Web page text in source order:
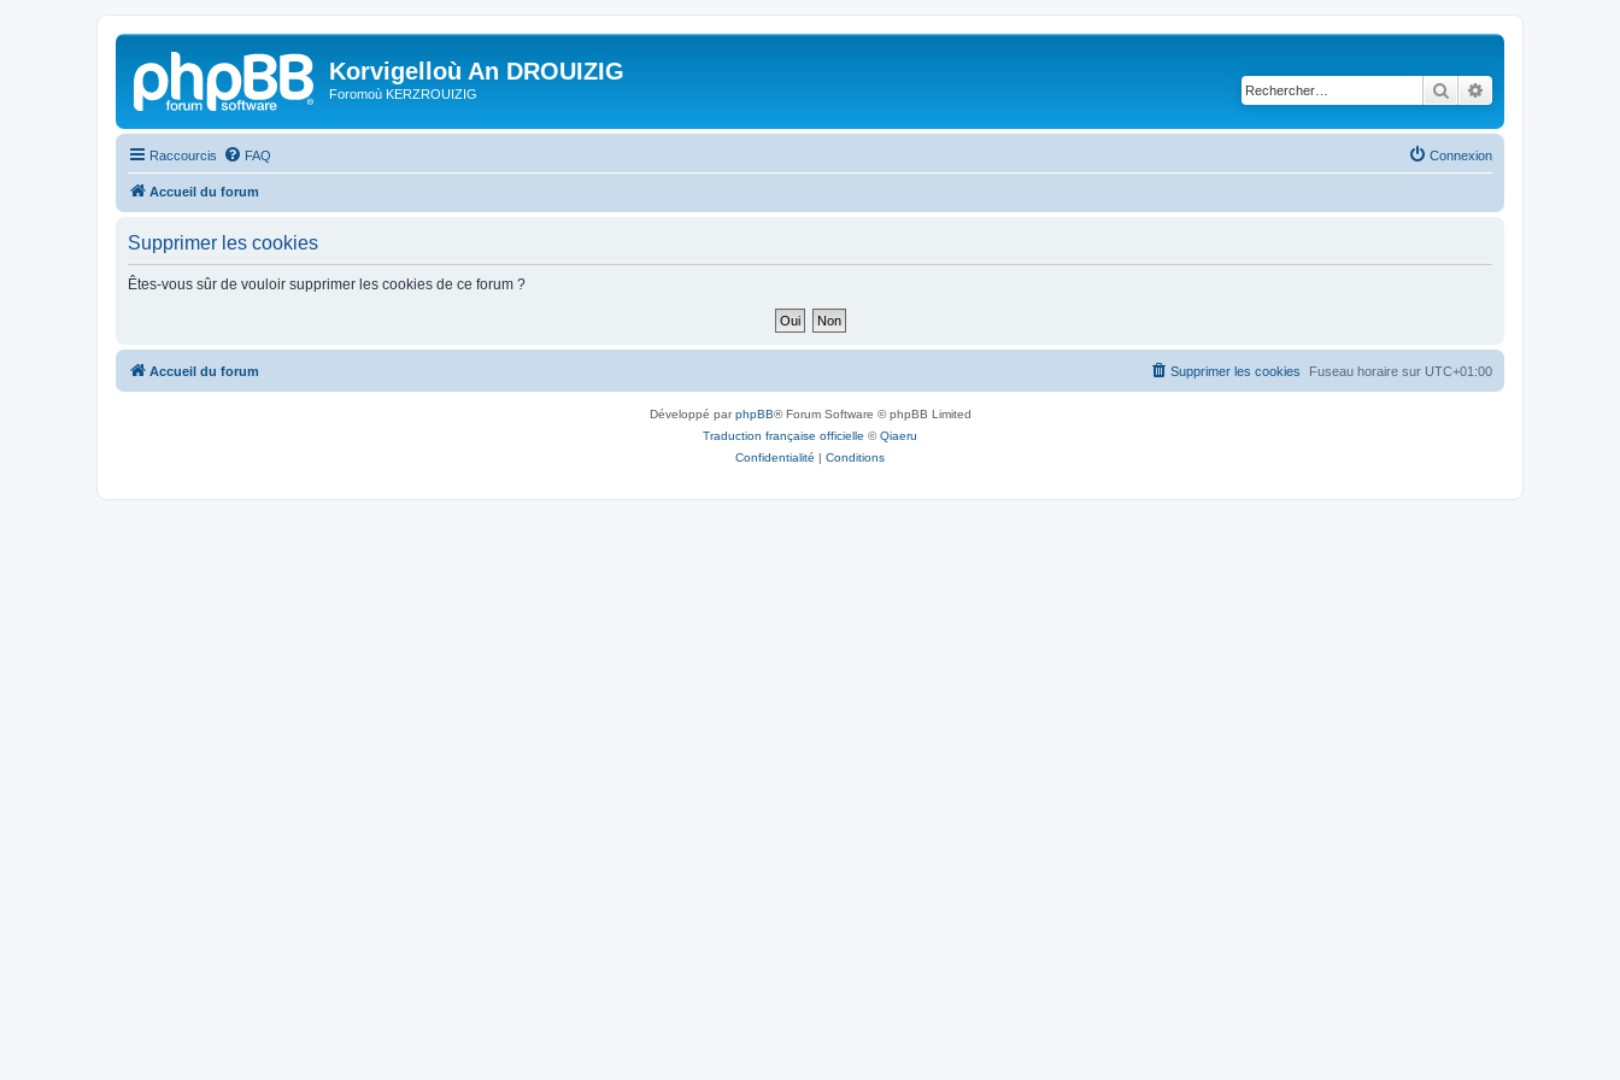
Korvigelloù An DROUIZIG
Foromoù KERZROUIZIG Rechercher
Raccourcis FAQ Connexion
Accueil du forum
Supprimer les cookies
Êtes-vous sûr de vouloir supprimer les cookies de ce forum ?
Accueil du forum Fuseau horaire sur UTC+01:00
Supprimer les cookies
Développé parphpBB® Forum Software © phpBB Limited
Traduction française officielle ©Qiaeru
Confidentialité | Conditions